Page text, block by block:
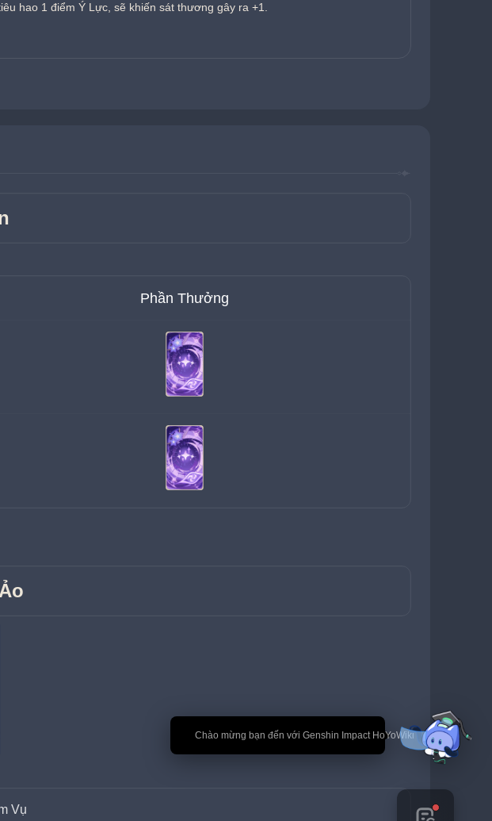
🎉 Chào mừng bạn đến với Genshin Impact HoYoWiki
tiêu hao 1 điểm Ý Lực, sẽ khiến sát thương gây ra +1.
Phần Thưởng
Vụ